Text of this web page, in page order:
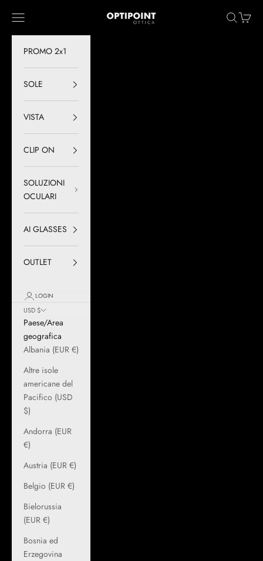
Optipoint - Lux S.r.l.
Menù Cerca
PROMO 2x1
SOLE
VISTA
CLIP ON
SOLUZIONI
OCULARI
AI GLASSES
OUTLET
LOGIN
USD $
Paese/Area
geografica
Albania (EUR €)
Altre isole
americane del
Pacifico (USD
$)
Andorra (EUR
€)
Austria (EUR €)
Belgio (EUR €)
Bielorussia
(EUR €)
Bosnia ed
Erzegovina